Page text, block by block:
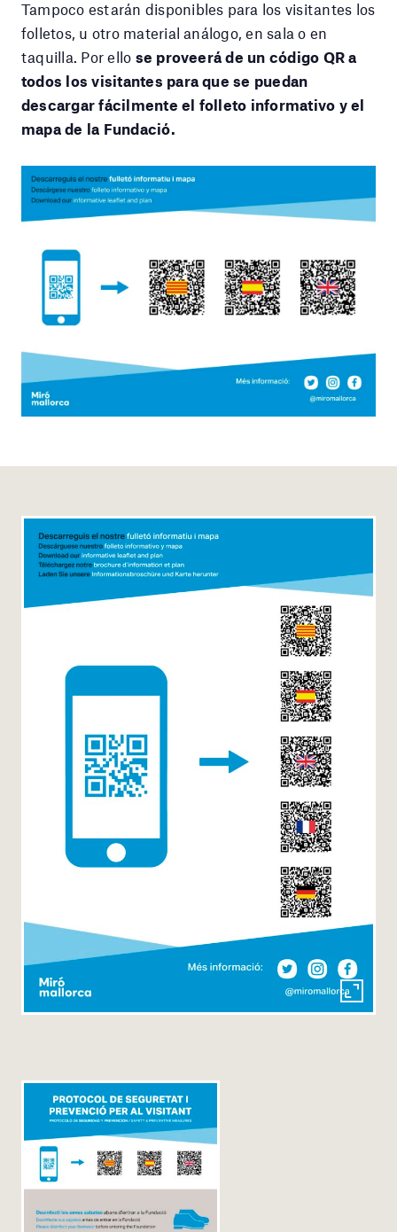
Tampoco estarán disponibles para los visitantes los
folletos, u otro material análogo, en sala o en
taquilla. Por ello se proveerá de un código QR a
todos los visitantes para que se puedan
descargar fácilmente el folleto informativo y el
mapa de la Fundació.